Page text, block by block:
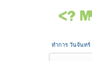
ทำการ วันจันทร์